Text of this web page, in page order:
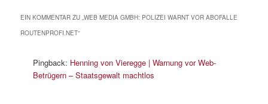
EIN KOMMENTAR ZU „WEB MEDIA GMBH: POLIZEI WARNT VOR ABOFALLE
ROUTENPROFI.NET“
Pingback: Henning von Vieregge | Warnung vor Web-
Betrügern – Staatsgewalt machtlos